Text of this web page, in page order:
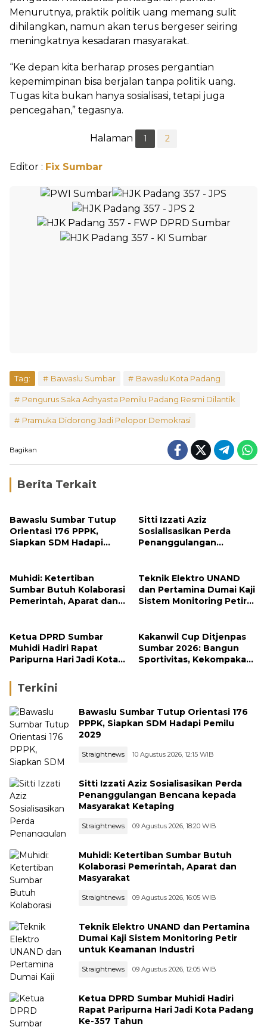
Menurutnya, praktik politik uang memang sulit
dihilangkan, namun akan terus bergeser seiring
meningkatnya kesadaran masyarakat.
“Ke depan kita berharap proses pergantian
kepemimpinan bisa berjalan tanpa politik uang.
Tugas kita bukan hanya sosialisasi, tetapi juga
pencegahan,” tegasnya.
Halaman 1 2
Editor : Fix Sumbar
Tag: Bawaslu Sumbar Bawaslu Kota Padang
Pengurus Saka Adhyasta Pemilu Padang Resmi Dilantik
Pramuka Didorong Jadi Pelopor Demokrasi
Bagikan
Berita Terkait
Bawaslu Sumbar Tutup
Orientasi 176 PPPK,
Siapkan SDM Hadapi
Sitti Izzati Aziz
Sosialisasikan Perda
Penanggulangan
Muhidi: Ketertiban
Sumbar Butuh Kolaborasi
Pemerintah, Aparat dan
Teknik Elektro UNAND
dan Pertamina Dumai Kaji
Sistem Monitoring Petir
Ketua DPRD Sumbar
Muhidi Hadiri Rapat
Paripurna Hari Jadi Kota
Kakanwil Cup Ditjenpas
Sumbar 2026: Bangun
Sportivitas, Kekompakan
Terkini
Bawaslu Sumbar Tutup Orientasi 176
PPPK, Siapkan SDM Hadapi Pemilu
2029
Straightnews 10 Agustus 2026, 12:15 WIB
Sitti Izzati Aziz Sosialisasikan Perda
Penanggulangan Bencana kepada
Masyarakat Ketaping
Straightnews 09 Agustus 2026, 18:20 WIB
Muhidi: Ketertiban Sumbar Butuh
Kolaborasi Pemerintah, Aparat dan
Masyarakat
Straightnews 09 Agustus 2026, 16:05 WIB
Teknik Elektro UNAND dan Pertamina
Dumai Kaji Sistem Monitoring Petir
untuk Keamanan Industri
Straightnews 09 Agustus 2026, 12:05 WIB
Ketua DPRD Sumbar Muhidi Hadiri
Rapat Paripurna Hari Jadi Kota Padang
Ke-357 Tahun